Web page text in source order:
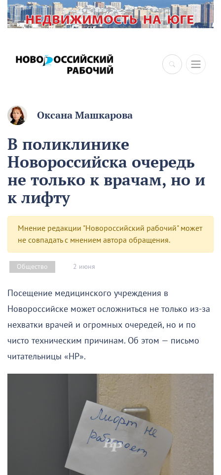
×
Оксана Машкарова
В поликлинике
Новороссийска очередь
не только к врачам, но и
к лифту
Мнение редакции "Новороссийский рабочий" может
не совпадать с мнением автора обращения.
Общество 2 июня
Посещение медицинского учреждения в
Новороссийске может осложниться не только из-за
нехватки врачей и огромных очередей, но и по
чисто техническим причинам. Об этом — письмо
читательницы «НР».